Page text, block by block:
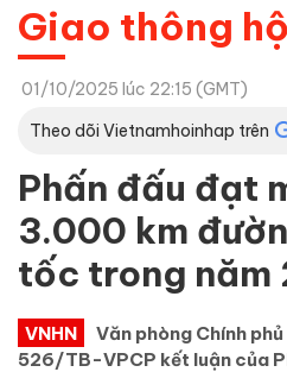
Giao thông
01/10/2025 lúc 22:15 (GMT)
Theo dõi Vietnamhoinhap trên
Phấn đấu đạt
3.000 km
tốc trong năm
VNHN
Văn phòng Chính
526/TB-VPCP kết luận của